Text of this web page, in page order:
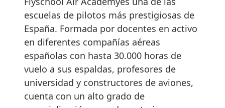
escuelas de pilotos más prestigiosas de
España. Formada por docentes en activo
en diferentes compañías aéreas
españolas con hasta 30.000 horas de
vuelo a sus espaldas, profesores de
universidad y constructores de aviones,
cuenta con un alto grado de